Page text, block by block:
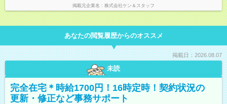
掲載元企業名 株式会社ケン＆スタッフ
あなたの閲覧履歴からのオススメ
掲載日：2026.08.07
未読
完全在宅＊時給1700円！16時定時！契約状況の
更新・修正など事務サポート